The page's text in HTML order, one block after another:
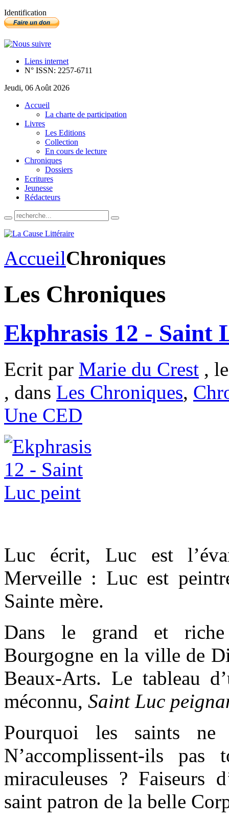
Identification
Liens internet
N° ISSN: 2257-6711
Jeudi, 06 Août 2026
Accueil
La charte de participation
Livres
Les Editions
Collection
En cours de lecture
Chroniques
Dossiers
Ecritures
Jeunesse
Rédacteurs
AccueilChroniques
Les Chroniques
Ekphrasis 12 - Saint
Ecrit par Marie du Crest ,
, dans Les Chroniques,
Une CED
Luc écrit, Luc est
Merveille : Luc est
Sainte mère.
Dans le grand et
Bourgogne en la ville de
Beaux-Arts. Le tableau
méconnu, Saint Luc
Pourquoi les saints ne
N’accomplissent-ils pas
miraculeuses ? Faiseurs
saint patron de la belle